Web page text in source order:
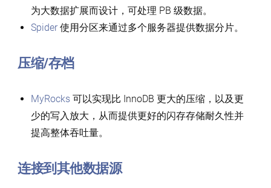
为大数据扩展而设计，可处理 PB 级数据。
Spider使用分区来通过多个服务器提供数据分片。
压缩/存档
MyRocks可以实现比 InnoDB 更大的压缩，以及更
少的写入放大，从而提供更好的闪存存储耐久性并
提高整体吞吐量。
连接到其他数据源